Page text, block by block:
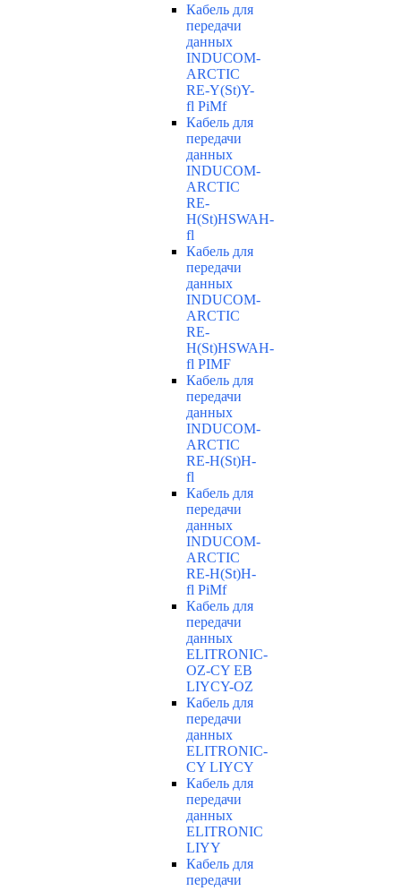
Кабель для
передачи
данных
INDUCOM-
ARCTIC
RE-Y(St)Y-
fl PiMf
Кабель для
передачи
данных
INDUCOM-
ARCTIC
RE-
H(St)HSWAH-
fl
Кабель для
передачи
данных
INDUCOM-
ARCTIC
RE-
H(St)HSWAH-
fl PIMF
Кабель для
передачи
данных
INDUCOM-
ARCTIC
RE-H(St)H-
fl
Кабель для
передачи
данных
INDUCOM-
ARCTIC
RE-H(St)H-
fl PiMf
Кабель для
передачи
данных
ELITRONIC-
OZ-CY EB
LIYCY-OZ
Кабель для
передачи
данных
ELITRONIC-
CY LIYCY
Кабель для
передачи
данных
ELITRONIC
LIYY
Кабель для
передачи